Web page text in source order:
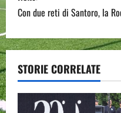
t
n
a
v
Con due reti di Santoro, la
STORIE CORRELATE